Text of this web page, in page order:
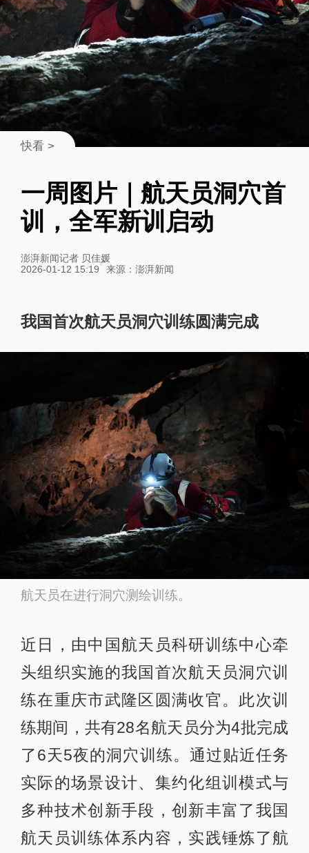
快看>
一周图片｜航天员洞穴首
训，全军新训启动
澎湃新闻记者 贝佳媛
2026-01-12 15:19
来源： 澎湃新闻
我国首次航天员洞穴训练圆满完成
航天员在进行洞穴测绘训练。
近日，由中国航天员科研训练中心牵
头组织实施的我国首次航天员洞穴训
练在重庆市武隆区圆满收官。此次训
练期间，共有28名航天员分为4批完成
了6天5夜的洞穴训练。通过贴近任务
实际的场景设计、集约化组训模式与
多种技术创新手段，创新丰富了我国
航天员训练体系内容，实践锤炼了航